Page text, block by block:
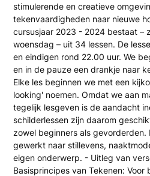
stimulerende en creatieve
tekenvaardigheden naar nieuwe
cursusjaar 2023 - 2024 bestaat –
woensdag – uit 34 lessen. De
en eindigen rond 22.00 uur. We
en in de pauze een drankje naar
Elke les beginnen we met een
looking' noemen. Omdat we aan
tegelijk lesgeven is de aandacht
schilderlessen zijn daarom
zowel beginners als gevorderden.
gewerkt naar stillevens,
eigen onderwerp. - Uitleg van
Basisprincipes van Tekenen: